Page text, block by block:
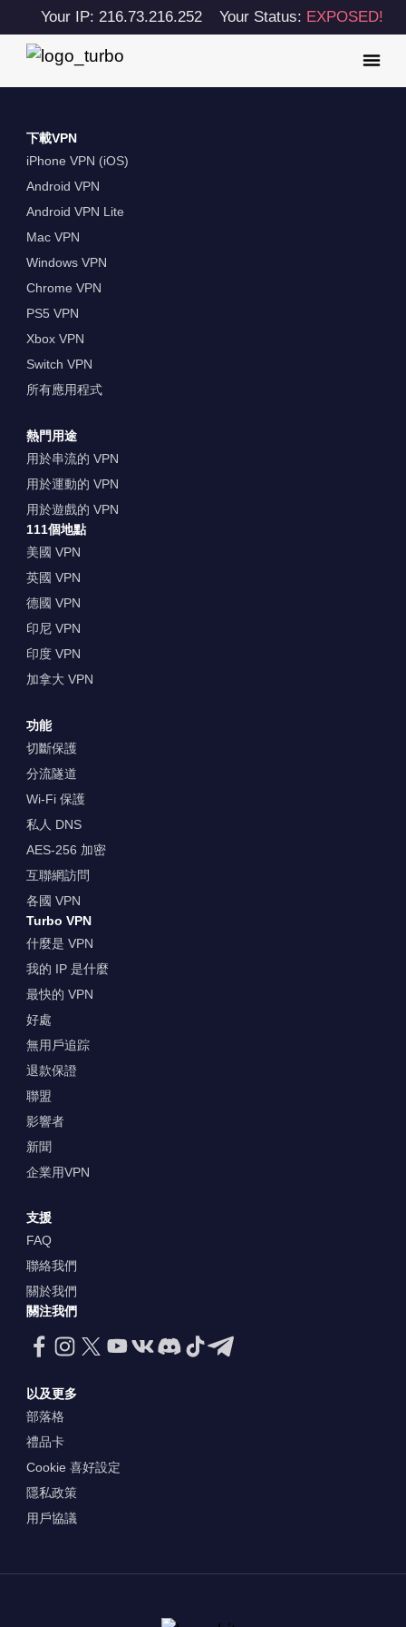
Your IP: 216.73.216.252 Your Status: EXPOSED!
下載VPN
iPhone VPN (iOS)
Android VPN
Android VPN Lite
Mac VPN
Windows VPN
Chrome VPN
PS5 VPN
Xbox VPN
Switch VPN
所有應用程式
熱門用途
用於串流的 VPN
用於運動的 VPN
用於遊戲的 VPN
111個地點
美國 VPN
英國 VPN
德國 VPN
印尼 VPN
印度 VPN
加拿大 VPN
功能
切斷保護
分流隧道
Wi-Fi 保護
私人 DNS
AES-256 加密
互聯網訪問
各國 VPN
Turbo VPN
什麼是 VPN
我的 IP 是什麼
最快的 VPN
好處
無用戶追踪
退款保證
聯盟
影響者
新聞
企業用VPN
支援
FAQ
聯絡我們
關於我們
關注我們
以及更多
部落格
禮品卡
Cookie 喜好設定
隱私政策
用戶協議